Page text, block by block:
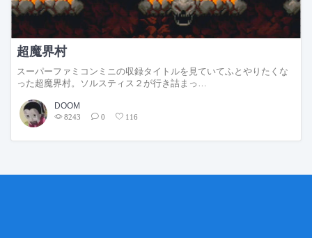
超魔界村
スーパーファミコンミニの収録タイトルを見ていてふとやりたくな
った超魔界村。ソルスティス２が行き詰まっ…
DOOM
8243 0 116